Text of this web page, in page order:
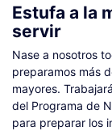
Estufa a la
servir
Nase a nosotros
preparamos más
mayores.
del Programa de
para preparar los